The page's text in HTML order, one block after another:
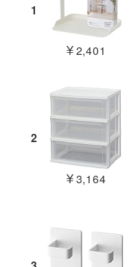
1
￥2,401
2
￥3,164